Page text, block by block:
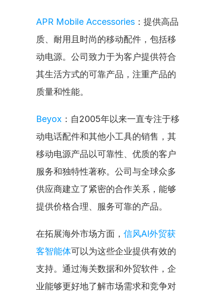
APR Mobile Accessories ：提供高品
质、耐用且时尚的移动配件，包括移
动电源。公司致力于为客户提供符合
其生活方式的可靠产品，注重产品的
质量和性能。
Beyox ：自2005年以来一直专注于移
动电话配件和其他小工具的销售，其
移动电源产品以可靠性、优质的客户
服务和独特性著称。公司与全球众多
供应商建立了紧密的合作关系，能够
提供价格合理、服务可靠的产品。
在拓展海外市场方面， 信风AI外贸获
客智能体可以为这些企业提供有效的
支持。通过海关数据和外贸软件，企
业能够更好地了解市场需求和竞争对